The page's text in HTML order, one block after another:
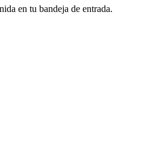
en tu bandeja de entrada.